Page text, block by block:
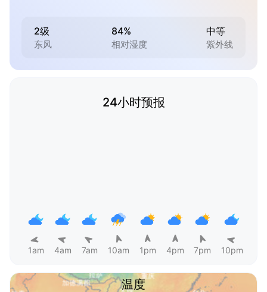
2级
东风
84%
相对湿度
中等
紫外线
24小时预报
1am 4am 7am 10am 1pm 4pm 7pm 10pm
温度